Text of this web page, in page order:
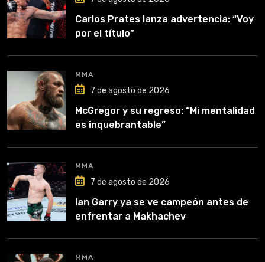
Carlos Prates lanza advertencia: “Voy
por el título”
MMA
7 de agosto de 2026
McGregor y su regreso: “Mi mentalidad
es inquebrantable”
MMA
7 de agosto de 2026
Ian Garry ya se ve campeón antes de
enfrentar a Makhachev
MMA